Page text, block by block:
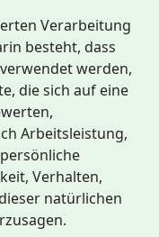
Verarbeitung
besteht, dass
werden,
die sich auf eine
Arbeitsleistung,
Verhalten,
natürlichen